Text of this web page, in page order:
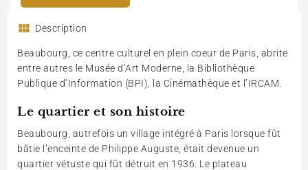
Description
Beaubourg, ce centre culturel en plein coeur de Paris, abrite
entre autres le Musée d’Art Moderne, la Bibliothèque
Publique d’Information (BPI), la Cinémathèque et l’IRCAM.
Le quartier et son histoire
Beaubourg, autrefois un village intégré à Paris lorsque fût
bâtie l’enceinte de Philippe Auguste, était devenue un
quartier vétuste qui fût détruit en 1936. Le plateau